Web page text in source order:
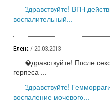
Здравствуйте! ВПЧ
воспалительный...
Елена / 20.03.2013
�дравствуйте! После
герпеса ...
Здравствуйте!
воспаление мочевого...